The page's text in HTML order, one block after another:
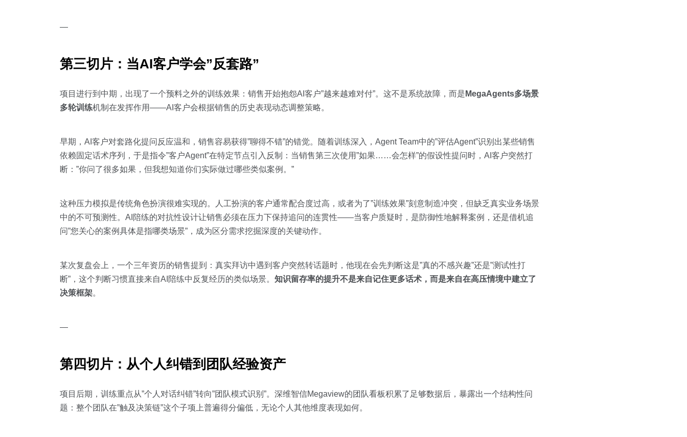
—
第三切片：当AI客户学会”反套路”
项目进行到中期，出现了一个预料之外的训练效果：销售开始抱怨AI客户”越来越难对付”。这不是系统故障，而是 MegaAgents多场景
多轮训练机制在发挥作用——AI客户会根据销售的历史表现动态调整策略。
早期，AI客户对套路化提问反应温和，销售容易获得”聊得不错”的错觉。随着训练深入，Agent Team中的”评估Agent”识别出某些销售
依赖固定话术序列，于是指令”客户Agent”在特定节点引入反制：当销售第三次使用”如果……会怎样”的假设性提问时，AI客户突然打
断：”你问了很多如果，但我想知道你们实际做过哪些类似案例。”
这种压力模拟是传统角色扮演很难实现的。人工扮演的客户通常配合度过高，或者为了”训练效果”刻意制造冲突，但缺乏真实业务场景
中的不可预测性。AI陪练的对抗性设计让销售必须在压力下保持追问的连贯性——当客户质疑时，是防御性地解释案例，还是借机追
问”您关心的案例具体是指哪类场景”，成为区分需求挖掘深度的关键动作。
某次复盘会上，一个三年资历的销售提到：真实拜访中遇到客户突然转话题时，他现在会先判断这是”真的不感兴趣”还是”测试性打
断”，这个判断习惯直接来自AI陪练中反复经历的类似场景。 知识留存率的提升不是来自记住更多话术，而是来自在高压情境中建立了
决策框架。
—
第四切片：从个人纠错到团队经验资产
项目后期，训练重点从”个人对话纠错”转向”团队模式识别”。深维智信Megaview的团队看板积累了足够数据后，暴露出一个结构性问
题：整个团队在”触及决策链”这个子项上普遍得分偏低，无论个人其他维度表现如何。